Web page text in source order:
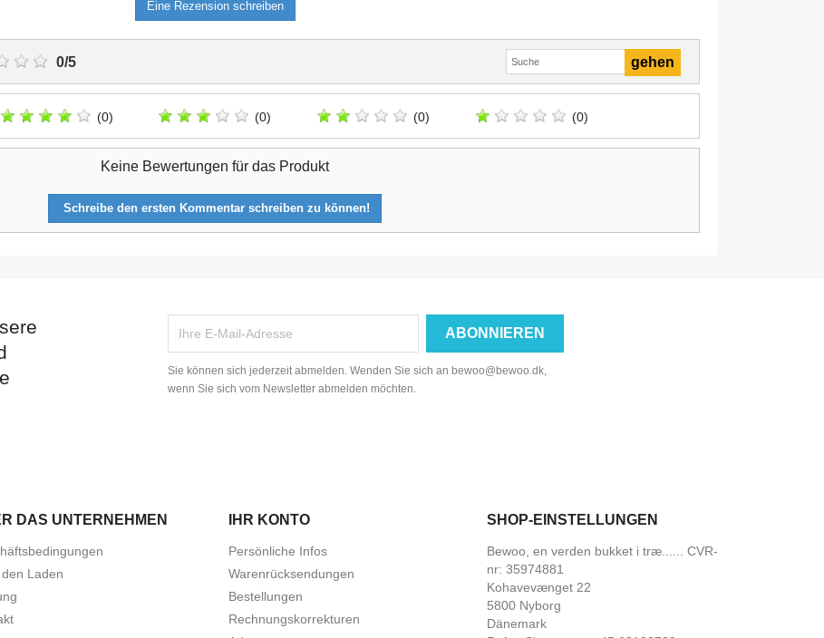
Eine Rezension schreiben
0/5
(0) (0) (0) (0)
Keine Bewertungen für das Produkt
Schreibe den ersten Kommentar schreiben zu können!
Sie können sich jederzeit abmelden. Wenden Sie sich an bewoo@bewoo.dk,
wenn Sie sich vom Newsletter abmelden möchten.
DAS UNTERNEHMEN
Laden
IHR KONTO
Persönliche Infos
Warenrücksendungen
Bestellungen
Rechnungskorrekturen
SHOP-EINSTELLUNGEN
Bewoo, en verden bukket i træ...... CVR-
nr: 35974881
Kohavevænget 22
5800 Nyborg
Dänemark